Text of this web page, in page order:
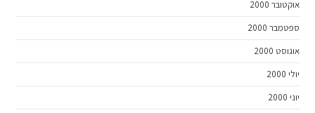
אוקטובר 2000
ספטמבר 2000
אוגוסט 2000
יולי 2000
יוני 2000